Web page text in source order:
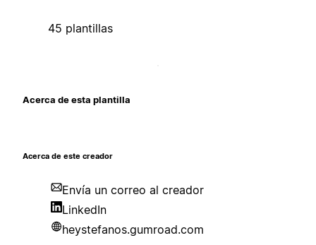
45 plantillas
Acerca de esta plantilla
Acerca de este creador
Envía un correo al creador
LinkedIn
heystefanos.gumroad.com